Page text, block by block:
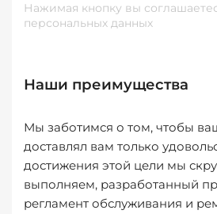
Нажимая кнопку вы
персональных данных
Наши преимущества
Мы заботимся о том, чтобы
доставлял вам только
достижения этой цели мы
выполняем, разработанный
регламент обслуживания и